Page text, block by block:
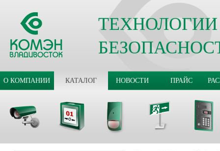
О КОМПАНИИ КАТАЛОГ НОВОСТИ ПРАЙС